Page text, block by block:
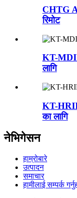
CHTG A
रिमोट
KT-MDII
लागि
KT-HRII
का लागि
नेभिगेसन
हाम्रोबारे
उत्पादन
समाचार
हामीलाई सम्पर्क